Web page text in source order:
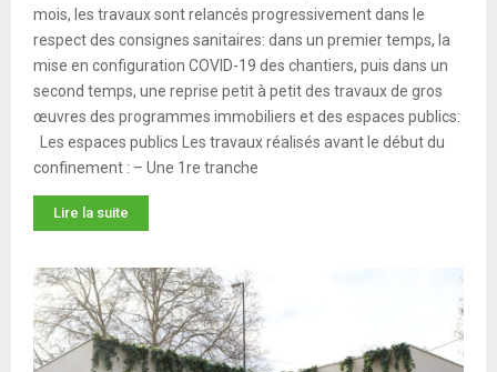
mois, les travaux sont relancés progressivement dans le
respect des consignes sanitaires: dans un premier temps, la
mise en configuration COVID-19 des chantiers, puis dans un
second temps, une reprise petit à petit des travaux de gros
œuvres des programmes immobiliers et des espaces publics:
Les espaces publics Les travaux réalisés avant le début du
confinement : – Une 1re tranche
Lire la suite